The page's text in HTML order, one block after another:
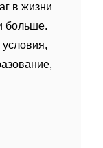
в жизни
больше.